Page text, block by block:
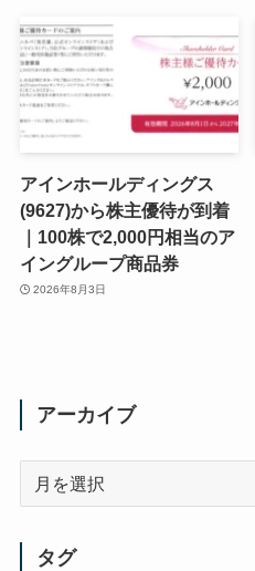
アインホールディングス
(9627)から株主優待が到着
｜100株で2,000円相当のア
イングループ商品券
2026年8月3日
アーカイブ
タグ